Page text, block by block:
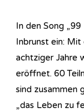
In den Song
Inbrunst ein:
achtziger Jahre
eröffnet. 60
sind zusammen
„das Leben zu